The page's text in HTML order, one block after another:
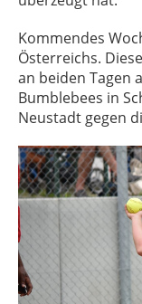
Kommendes
Österreichs.
an beiden Tagen
Bumblebees in
Neustadt gegen